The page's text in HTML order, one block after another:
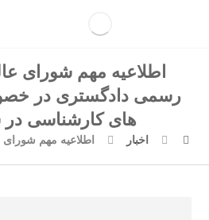
اطلاعیه مهم شورای
رسمی دادگستری در
های کارشناسی در
اخبار اطلاعیه مهم